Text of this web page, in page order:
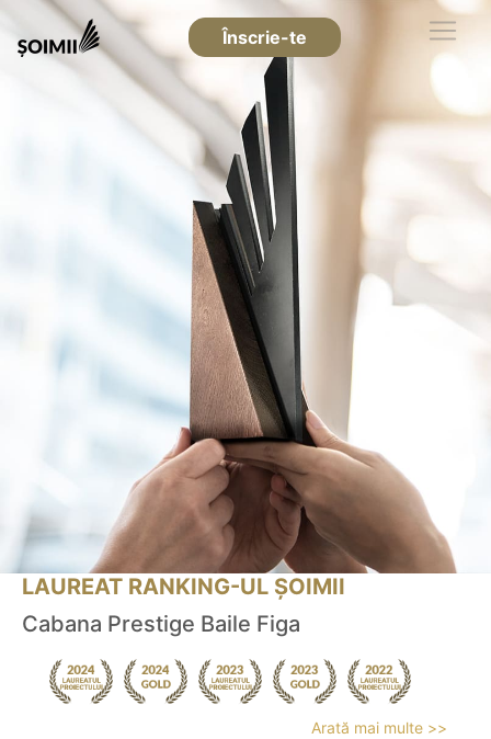
Înscrie-te
LAUREAT RANKING-UL ȘOIMII
Cabana Prestige Baile Figa
Arată mai multe >>